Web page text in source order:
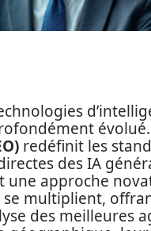
évolué.
redéfinit les
des IA
approche
se multiplient,
des meilleures